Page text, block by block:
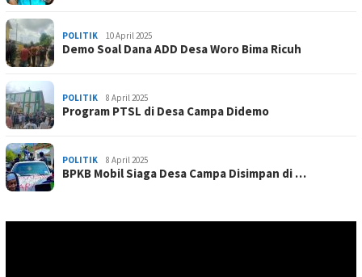
POLITIK 10 April 2025
Demo Soal Dana ADD Desa Woro Bima Ricuh
POLITIK 8 April 2025
Program PTSL di Desa Campa Didemo
POLITIK 8 April 2025
BPKB Mobil Siaga Desa Campa Disimpan di …